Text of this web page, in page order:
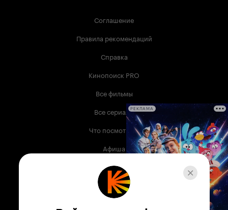
Соглашение
Правила рекомендаций
Справка
Кинопоиск PRO
Все фильмы
Все сериалы
Что посмотреть
Афиша
Музыка
Телепрограмма
РЕКЛАМА